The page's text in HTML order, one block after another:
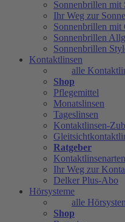
Sonnenbrillen mit
Ihr Weg zur
Sonnenbrillen mit
Sonnenbrillen
Sonnenbrillen
Kontaktlinsen
alle
Shop
Pflegemittel
Monatslinsen
Tageslinsen
Kontaktlinsen-
Ratgeber
Kontaktlinsenarten
Ihr Weg zur
Delker Plus-Abo
Hörsysteme
alle
Shop